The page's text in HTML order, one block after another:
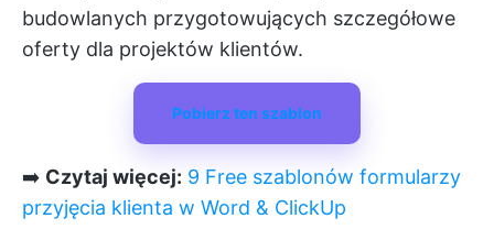
budowlanych przygotowujących szczegółowe
oferty dla projektów klientów.
Pobierz ten szablon
➡️ Czytaj więcej: 9 Free szablonów formularzy
przyjęcia klienta w Word & ClickUp